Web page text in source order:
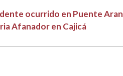
ocurrido en Puente
Afanador en Cajicá